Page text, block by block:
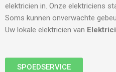
elektricien in. Onze elektriciens
Soms kunnen onverwachte
Uw lokale elektricien van
SPOEDSERVICE